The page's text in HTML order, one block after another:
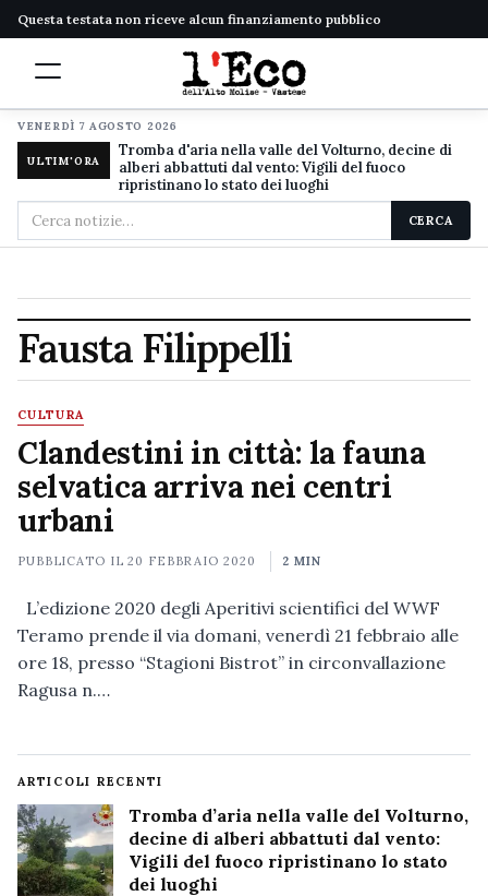
Questa testata non riceve alcun finanziamento pubblico
VENERDÌ 7 AGOSTO 2026
ULTIM'ORA
Tromba d'aria nella valle del Volturno, decine di
alberi abbattuti dal vento: Vigili del fuoco
ripristinano lo stato dei luoghi
Cerca
nel
CERCA
Fausta Filippelli
CULTURA
Clandestini in città: la fauna
selvatica arriva nei centri
urbani
PUBBLICATO IL20 FEBBRAIO 2020 2 MIN
L’edizione 2020 degli Aperitivi scientifici del WWF
Teramo prende il via domani, venerdì 21 febbraio alle
ore 18, presso “Stagioni Bistrot” in circonvallazione
Ragusa n.…
ARTICOLI RECENTI
Tromba d’aria nella valle del Volturno,
decine di alberi abbattuti dal vento:
Vigili del fuoco ripristinano lo stato
dei luoghi